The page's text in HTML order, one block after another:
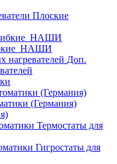
Плоские
Доп.
(Германия)
Термостаты для
Гигростаты для